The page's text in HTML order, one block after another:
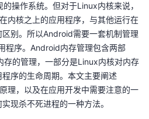
操作系统。但对于Linux内核来说，
内核之上的应用程序，与其他运行在
别。所以Android需要一套机制管理
程序。Android内存管理包含两部
的管理，一部分是Linux内核对内存
序的生命周期。本文主要阐述
理，以及在应用开发中需要注意的一
现杀不死进程的一种方法。